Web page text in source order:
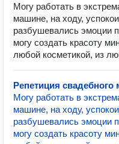
Могу работать в
машине, на ходу,
разбушевались эмоции
могу создать красоту
любой косметикой, из
Репетиция свадебного
Могу работать в
машине, на ходу,
разбушевались эмоции
могу создать красоту